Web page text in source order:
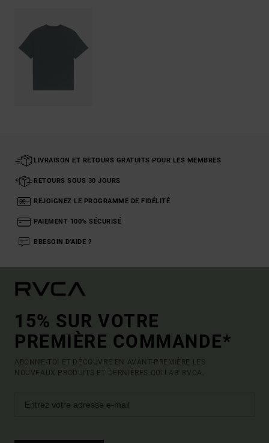
LIVRAISON ET RETOURS GRATUITS POUR LES MEMBRES
RETOURS SOUS 30 JOURS
REJOIGNEZ LE PROGRAMME DE FIDÉLITÉ
PAIEMENT 100% SÉCURISÉ
BBESOIN D'AIDE ?
15% SUR VOTRE
PREMIÈRE COMMANDE*
ABONNE-TOI ET DÉCOUVRE EN AVANT-PREMIÈRE LES
NOUVEAUX PRODUITS ET DERNIÈRES COLLAB' RVCA.